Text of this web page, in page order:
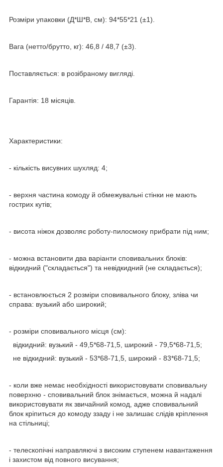
Розміри упаковки (Д*Ш*В, см): 94*55*21 (±1).
Вага (нетто/брутто, кг): 46,8 / 48,7 (±3).
Поставляється: в розібраному вигляді.
Гарантія: 18 місяців.
Характеристики:
- кількість висувних шухляд: 4;
- верхня частина комоду й обмежувальні стінки не мають
гострих кутів;
- висота ніжок дозволяє роботу-пилосмоку прибрати під ним;
- можна встановити два варіанти сповивальних блоків:
відкидний ("складається") та невідкидний (не складається);
- встановлюється 2 розміри сповивального блоку, зліва чи
справа: вузький або широкий;
- розміри сповивального місця (см):
відкидний: вузький - 49,5*68-71,5, широкий - 79,5*68-71,5;
не відкидний: вузький - 53*68-71,5, широкий - 83*68-71,5;
- коли вже немає необхідності використовувати сповивальну
поверхню - сповивальний блок знімається, можна й надалі
використовувати як звичайний комод, адже сповивальний
блок кріпиться до комоду ззаду і не залишає слідів кріплення
на стільниці;
- телескопічні направляючі з високим ступенем навантаження
і захистом від повного висування;